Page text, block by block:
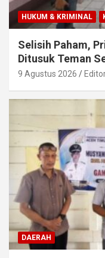
HUKUM & KRIMINAL
Selisih Paham,
Ditusuk Teman
9 Agustus 2026
DAERAH